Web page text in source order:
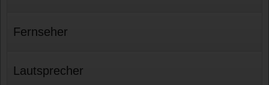
Fernseher
Lautsprecher